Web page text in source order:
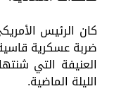
كان الرئيس
ضربة عسكرية قاسية
العنيفة التي
الليلة الماضية.